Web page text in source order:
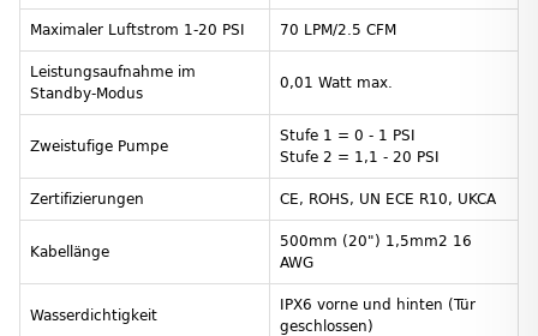
Maximaler Luftstrom 1-20 PSI 70 LPM/2.5 CFM
Leistungsaufnahme im
Standby-Modus
0,01 Watt max.
Zweistufige Pumpe
Stufe 1 = 0 - 1 PSI
Stufe 2 = 1,1 - 20 PSI
Zertifizierungen CE, ROHS, UN ECE R10, UKCA
Kabellänge
500mm (20") 1,5mm2 16
AWG
Wasserdichtigkeit
IPX6 vorne und hinten (Tür
geschlossen)